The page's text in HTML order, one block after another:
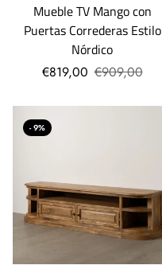
Mueble TV Mango con
Puertas Correderas Estilo
Nórdico
€819,00 €909,00
- 9%